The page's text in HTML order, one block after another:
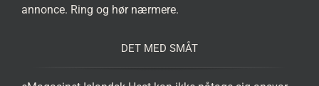
annonce. Ring og hør nærmere.
DET MED SMÅT